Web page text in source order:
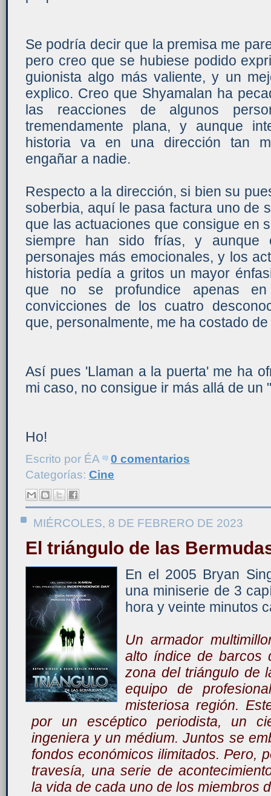
Se podría decir que la premisa me
pero creo que se hubiese podido
guionista algo más valiente, y un
explico. Creo que Shyamalan ha
las reacciones de algunos
tremendamente plana, y aunque
historia va en una dirección tan
engañar a nadie.
Respecto a la dirección, si bien su
soberbia, aquí le pasa factura uno de
que las actuaciones que consigue en
siempre han sido frías, y aunque
personajes más emocionales, y los
historia pedía a gritos un mayor
que no se profundice apenas
convicciones de los cuatro
que, personalmente, me ha costado
Así pues 'Llaman a la puerta' me ha
mi caso, no consigue ir más allá de un
Ho!
Escrito por ÉA
0 comentarios
Categorías: Cine
MIÉRCOLES, 8 DE FEBRERO DE 2023
El triángulo de las
En el 2005 Bryan
una miniserie de 3
hora y veinte minutos
Un armador
alto índice de barcos
zona del triángulo de
equipo de
misteriosa región.
por un escéptico periodista, un
ingeniera y un médium. Juntos se
fondos económicos ilimitados. Pero,
travesía, una serie de
la vida de cada uno de los miembros